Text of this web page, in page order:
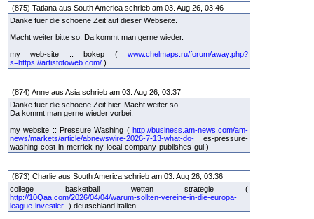
(875) Tatiana aus South America schrieb am 03. Aug 26, 03:46
Danke fuer die schoene Zeit auf dieser Webseite.
Macht weiter bitte so. Da kommt man gerne wieder.
my web-site :: bokep ( www.chelmaps.ru/forum/away.php?
s=https://artistotoweb.com/ )
(874) Anne aus Asia schrieb am 03. Aug 26, 03:37
Danke fuer die schoene Zeit hier. Macht weiter so.
Da kommt man gerne wieder vorbei.
my website :: Pressure Washing ( http://business.am-news.com/am-
news/markets/article/abnewswire-2026-7-13-what-do- es-pressure-
washing-cost-in-merrick-ny-local-company-publishes-gui )
(873) Charlie aus South America schrieb am 03. Aug 26, 03:36
college basketball wetten strategie (
http://10Qaa.com/2026/04/04/warum-sollten-vereine-in-die-europa-
league-investier- ) deutschland italien